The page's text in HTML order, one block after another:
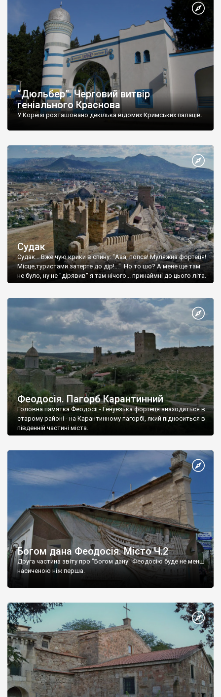
“Дюльбер”. Черговий витвір
геніального Краснова
У Кореїзі розташовано декілька відомих Кримських палаців.
Судак
Судак... Вже чую крики в спину: "Ааа, попса! Муляжна фортеця!
Місце,туристами затерте до дір!..." Но то шо? А мене ще там
не було, ну не "дірявив" я там нічого... принаймні до цього літа.
Феодосія. Пагорб Карантинний
Головна памятка Феодосії - Генуезька фортеця знаходиться в
старому районі - на Карантинному пагорбі, який підноситься в
південній частині міста.
Богом дана Феодосія. Місто Ч.2
Друга частина звіту про "Богом дану" Феодосію буде не менш
насиченою ніж перша.